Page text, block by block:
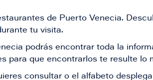
de Puerto Venecia.
tu visita.
podrás encontrar toda la
para que encontrarlos te resulte lo
consultar o el alfabeto